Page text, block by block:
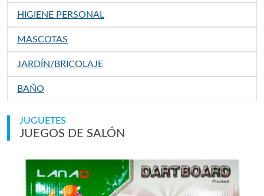
JUGUETES
JUEGOS DE SALÓN
HIGIENE PERSONAL
MASCOTAS
JARDÍN/BRICOLAJE
BAÑO